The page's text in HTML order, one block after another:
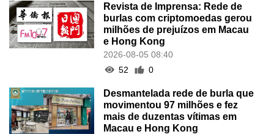
Revista de Imprensa: Rede de
burlas com criptomoedas gerou
milhões de prejuízos em Macau
e Hong Kong
2026-08-05 08:40
52
0
Desmantelada rede de burla que
movimentou 97 milhões e fez
mais de duzentas vítimas em
Macau e Hong Kong